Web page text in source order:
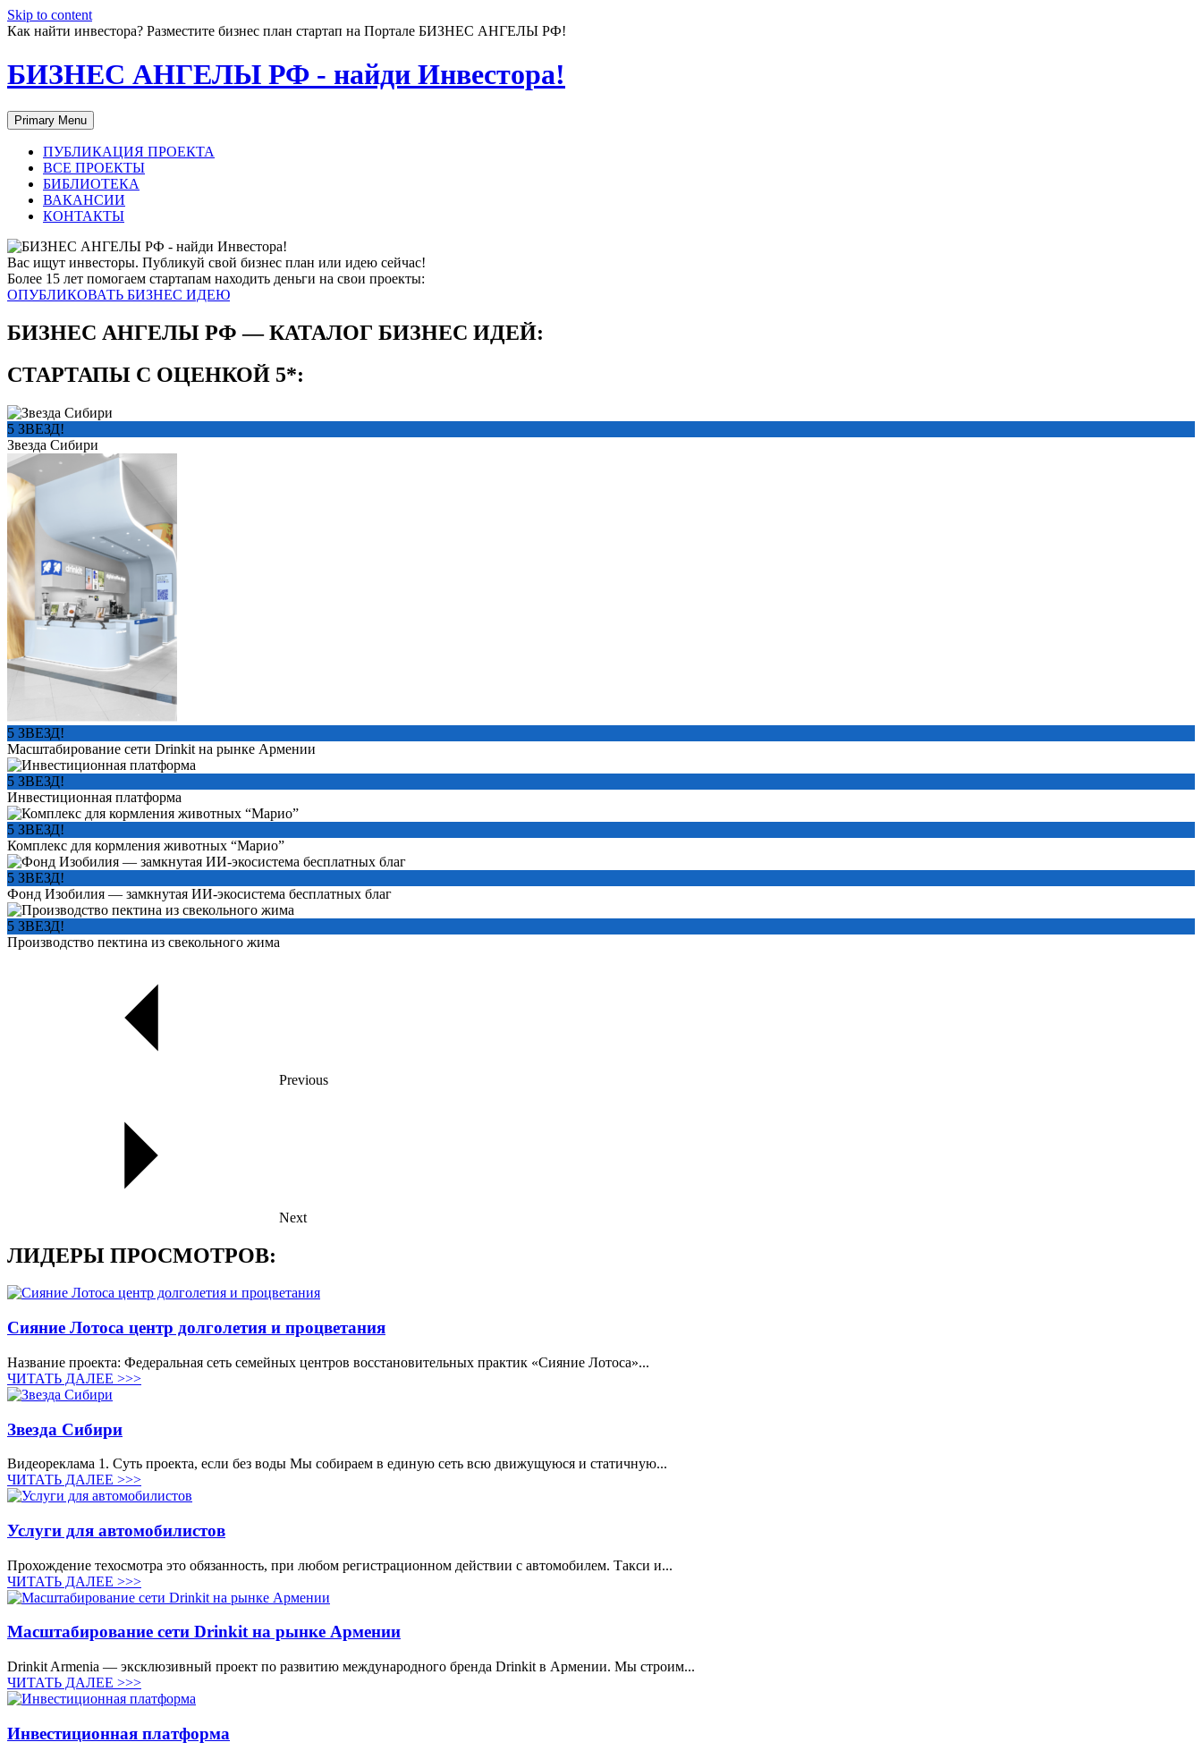
Skip to content
Как найти инвестора? Разместите бизнес план стартап на Портале БИЗНЕС АНГЕЛЫ РФ!
БИЗНЕС АНГЕЛЫ РФ - найди Инвестора!
Primary Menu
ПУБЛИКАЦИЯ ПРОЕКТА
ВСЕ ПРОЕКТЫ
БИБЛИОТЕКА
ВАКАНСИИ
КОНТАКТЫ
Вас ищут инвесторы. Публикуй свой бизнес план или идею сейчас!
Более 15 лет помогаем стартапам находить деньги на свои проекты:
ОПУБЛИКОВАТЬ БИЗНЕС ИДЕЮ
БИЗНЕС АНГЕЛЫ РФ — КАТАЛОГ БИЗНЕС ИДЕЙ:
СТАРТАПЫ С ОЦЕНКОЙ 5*:
5 ЗВЕЗД!
Звезда Сибири
5 ЗВЕЗД!
Масштабирование сети Drinkit на рынке Армении
5 ЗВЕЗД!
Инвестиционная платформа
5 ЗВЕЗД!
Комплекс для кормления животных “Марио”
5 ЗВЕЗД!
Фонд Изобилия — замкнутая ИИ-экосистема бесплатных благ
5 ЗВЕЗД!
Производство пектина из свекольного жима
Previous
Next
ЛИДЕРЫ ПРОСМОТРОВ:
Сияние Лотоса центр долголетия и процветания
Название проекта: Федеральная сеть семейных центров восстановительных практик «Сияние Лотоса»...
ЧИТАТЬ ДАЛЕЕ >>>
Звезда Сибири
Видеореклама 1. Суть проекта, если без воды Мы собираем в единую сеть всю движущуюся и статичную...
ЧИТАТЬ ДАЛЕЕ >>>
Услуги для автомобилистов
Прохождение техосмотра это обязанность, при любом регистрационном действии с автомобилем. Такси и...
ЧИТАТЬ ДАЛЕЕ >>>
Масштабирование сети Drinkit на рынке Армении
Drinkit Armenia — эксклюзивный проект по развитию международного бренда Drinkit в Армении. Мы строим...
ЧИТАТЬ ДАЛЕЕ >>>
Инвестиционная платформа